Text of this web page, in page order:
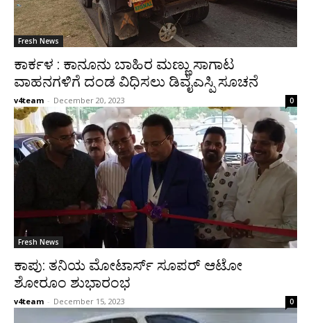
Fresh News
ಕಾರ್ಕಳ : ಕಾನೂನು ಬಾಹಿರ ಮಣ್ಣು ಸಾಗಾಟ
ವಾಹನಗಳಿಗೆ ದಂಡ ವಿಧಿಸಲು ಡಿವೈಎಸ್ಪಿ ಸೂಚನೆ
v4team - December 20, 2023 0
Fresh News
ಕಾಪು: ತನಿಯ ಮೋಟಾರ್ಸ್ ಸೂಪರ್ ಆಟೋ
ಶೋರೂಂ ಶುಭಾರಂಭ
v4team - December 15, 2023 0